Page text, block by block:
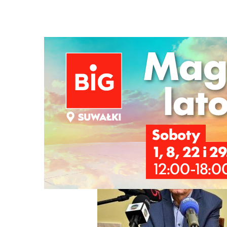
Ścieżka
nawigacyjna
Strona główna Z życia miasta / Spór o
Z ŻYCIA MIASTA 16/03/2026 / 30 Komentarzy
Spór o program SAFE. "Rozwiązanie